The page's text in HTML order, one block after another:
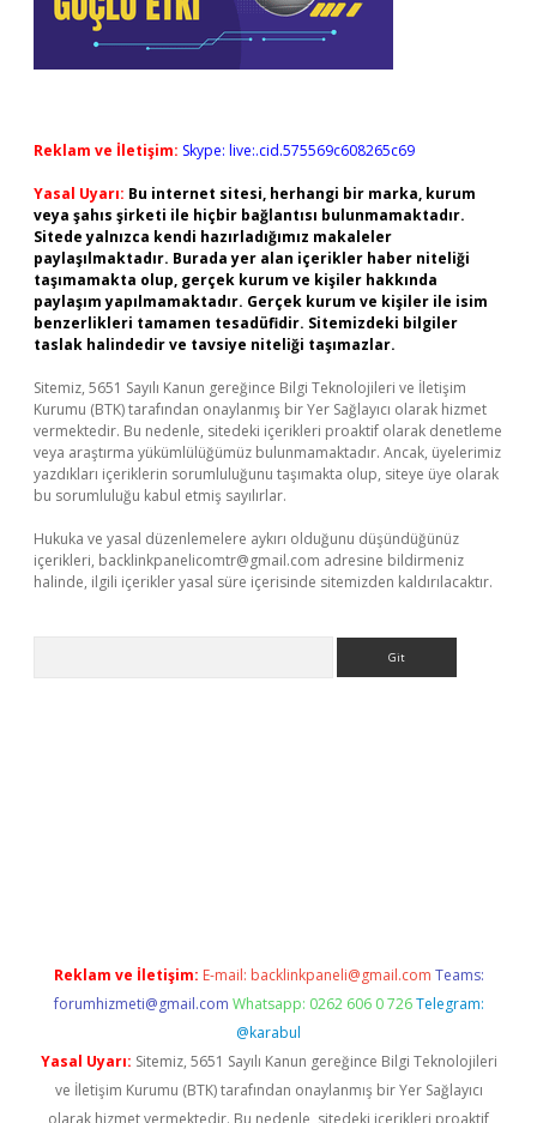
Reklam ve İletişim: Skype: live:.cid.575569c608265c69
Yasal Uyarı: Bu internet sitesi, herhangi bir marka, kurum
veya şahıs şirketi ile hiçbir bağlantısı bulunmamaktadır.
Sitede yalnızca kendi hazırladığımız makaleler
paylaşılmaktadır. Burada yer alan içerikler haber niteliği
taşımamakta olup, gerçek kurum ve kişiler hakkında
paylaşım yapılmamaktadır. Gerçek kurum ve kişiler ile isim
benzerlikleri tamamen tesadüfidir. Sitemizdeki bilgiler
taslak halindedir ve tavsiye niteliği taşımazlar.
Sitemiz, 5651 Sayılı Kanun gereğince Bilgi Teknolojileri ve İletişim
Kurumu (BTK) tarafından onaylanmış bir Yer Sağlayıcı olarak hizmet
vermektedir. Bu nedenle, sitedeki içerikleri proaktif olarak denetleme
veya araştırma yükümlülüğümüz bulunmamaktadır. Ancak, üyelerimiz
yazdıkları içeriklerin sorumluluğunu taşımakta olup, siteye üye olarak
bu sorumluluğu kabul etmiş sayılırlar.
Hukuka ve yasal düzenlemelere aykırı olduğunu düşündüğünüz
içerikleri, backlinkpanelicomtr@gmail.com adresine bildirmeniz
halinde, ilgili içerikler yasal süre içerisinde sitemizden kaldırılacaktır.
Reklam ve İletişim: E-mail: backlinkpaneli@gmail.com Teams:
forumhizmeti@gmail.com Whatsapp: 0262 606 0 726 Telegram:
@karabul
Yasal Uyarı: Sitemiz, 5651 Sayılı Kanun gereğince Bilgi Teknolojileri
ve İletişim Kurumu (BTK) tarafından onaylanmış bir Yer Sağlayıcı
olarak hizmet vermektedir. Bu nedenle, sitedeki içerikleri proaktif